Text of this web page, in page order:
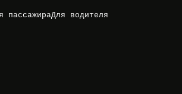
пассажираДля водителя